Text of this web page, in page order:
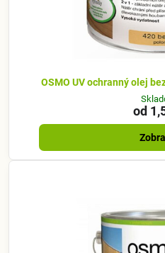
OSMO UV ochranný olej
od